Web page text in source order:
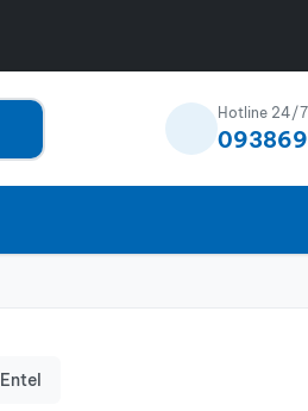
Hotline 24/7
Entel